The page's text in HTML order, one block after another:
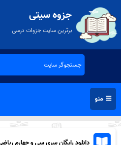
جزوه سیتی
برترین سایت جزوات درسی
منو
دانلود رایگان سری سی و چهارم